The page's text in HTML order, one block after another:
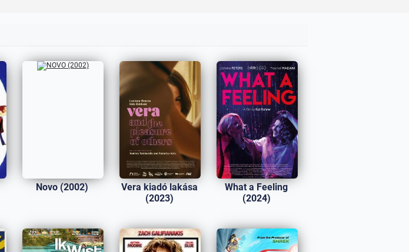
Novo (2002)
Vera kiadó lakása
(2023)
What a Feeling
(2024)